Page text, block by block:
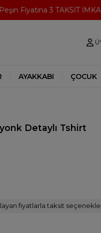
Fiyatına 3 TAKSİT
AYAKKABI ÇOCUK
Detaylı Tshirt
fiyatlarla taksit